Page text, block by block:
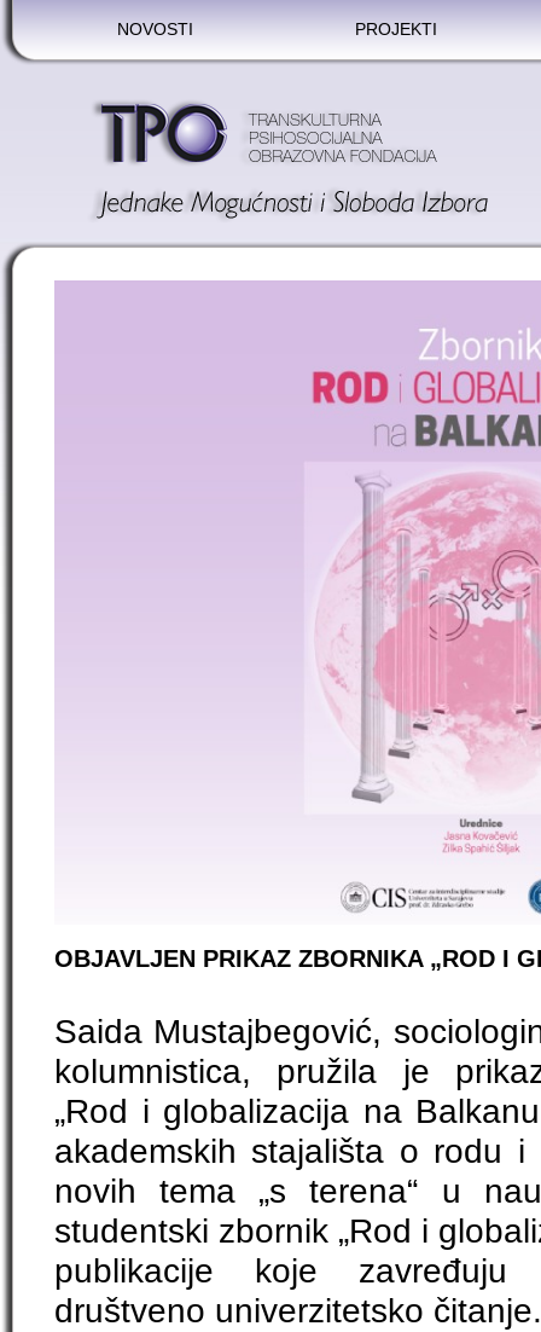
NOVOSTI PROJEKTI
OBJAVLJEN PRIKAZ ZBORNIKA „ROD I
Saida Mustajbegović,
kolumnistica, pružila je
„Rod i globalizacija na
akademskih stajališta o rodu
novih tema „s terena“ u
studentski zbornik „Rod i
publikacije koje zavređuju
društveno univerzitetsko